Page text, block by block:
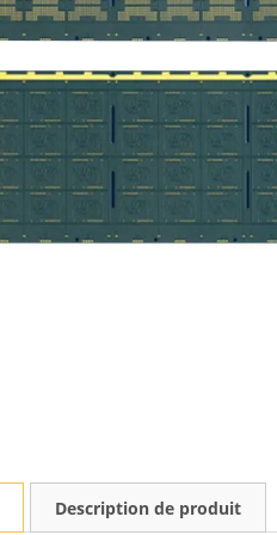
Description de produit